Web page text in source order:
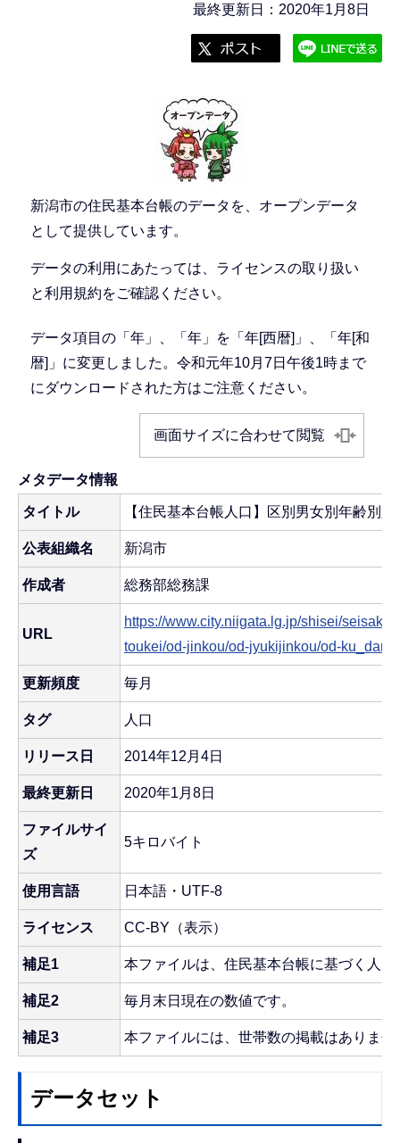
最終更新日：2020年1月8日
新潟市の住民基本台帳のデータを、オープンデータ
として提供しています。
データの利用にあたっては、ライセンスの取り扱い
と利用規約をご確認ください。
データ項目の「年」、「年」を「年[西暦]」、「年[和
暦]」に変更しました。令和元年10月7日午後1時まで
にダウンロードされた方はご注意ください。
画面サイズに合わせて閲覧
メタデータ情報
タイトル 【住民基本台帳人口】区別男女別年齢別人
公表組織名 新潟市
作成者 総務部総務課
URL
https://www.city.niigata.lg.jp/shisei/
toukei/od-jinkou/od-jyukijinkou/od-
更新頻度 毎月
タグ 人口
リリース日 2014年12月4日
最終更新日 2020年1月8日
ファイルサイ
ズ
5キロバイト
使用言語 日本語・UTF-8
ライセンス CC-BY（表示）
補足1 本ファイルは、住民基本台帳に基づく人口
補足2 毎月末日現在の数値です。
補足3 本ファイルには、世帯数の掲載はありませ
データセット